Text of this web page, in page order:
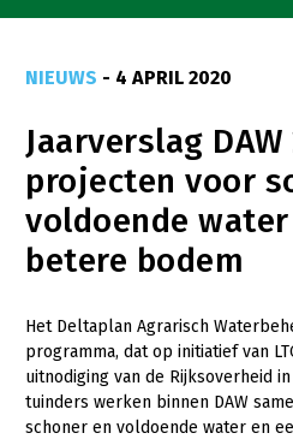
Goed eten
Mooi groen
Sterk ondernemerschap
Thema’s
Gezonde planten
Gezonde dieren
NIEUWS - 4 APRIL 2020
Jaarverslag DAW
projecten voor
voldoende water
betere bodem
Het Deltaplan Agrarisch
programma, dat op initiatief van
uitnodiging van de Rijksoverheid
tuinders werken binnen DAW
schoner en voldoende water en